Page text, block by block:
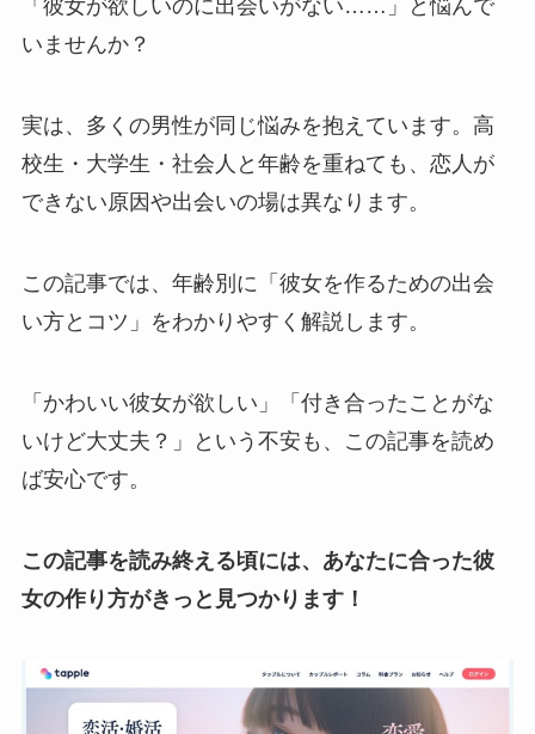
「彼女が欲しいのに出会いがない……」と悩んで
いませんか？
実は、多くの男性が同じ悩みを抱えています。高
校生・大学生・社会人と年齢を重ねても、恋人が
できない原因や出会いの場は異なります。
この記事では、年齢別に「彼女を作るための出会
い方とコツ」をわかりやすく解説します。
「かわいい彼女が欲しい」「付き合ったことがな
いけど大丈夫？」という不安も、この記事を読め
ば安心です。
この記事を読み終える頃には、あなたに合った彼
女の作り方がきっと見つかります！